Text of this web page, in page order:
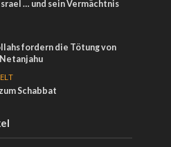
… und sein Vermächtnis
fordern die Tötung von
Schabbat